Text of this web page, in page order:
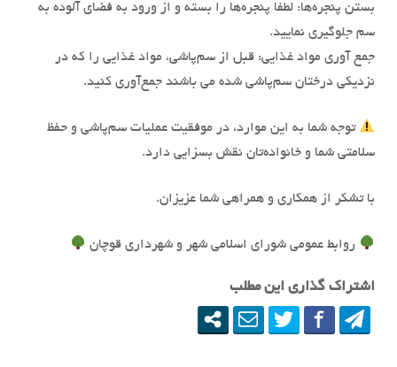
بستن پنجره‌ها: لطفاً پنجره‌ها را بسته و از ورود به فضای آلوده به
سم جلوگیری نمایید.
جمع آوری مواد غذایی: قبل از سم‌پاشی، مواد غذایی را که در
نزدیکی درختان سم‌پاشی شده می باشند جمع‌آوری کنید.
توجه شما به این موارد، در موفقیت عملیات سم‌پاشی و حفظ
سلامتی شما و خانواده‌تان نقش بسزایی دارد.
با تشکر از همکاری و همراهی شما عزیزان.
روابط عمومی شورای اسلامی شهر و شهرداری قوچان
اشتراک گذاری این مطلب